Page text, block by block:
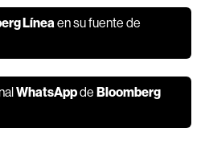
Líneaen su fuente de
WhatsAppde Bloomberg